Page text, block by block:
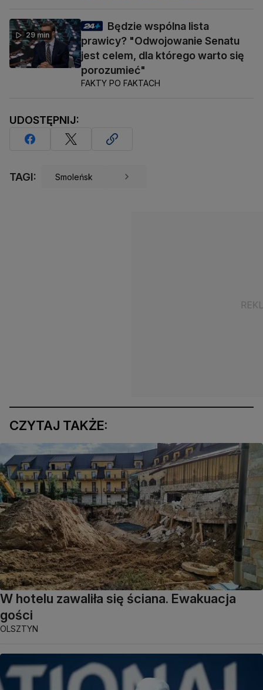
29 min
Będzie wspólna lista
prawicy? "Odwojowanie Senatu
jest celem, dla którego warto się
porozumieć"
FAKTY PO FAKTACH
UDOSTĘPNIJ:
TAGI: Smoleńsk
CZYTAJ TAKŻE:
W hotelu zawaliła się ściana. Ewakuacja
gości
OLSZTYN